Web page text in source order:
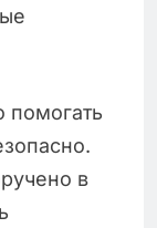
помогать
в